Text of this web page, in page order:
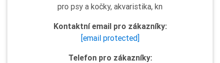
pro psy a kočky, akvaristika, kn
Kontaktní email pro zákazníky:
[email protected]
Telefon pro zákazníky: